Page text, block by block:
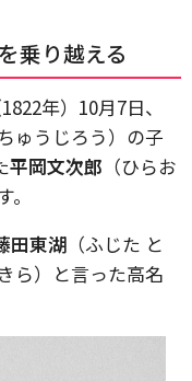
乗り越える
年）10月7日、
ゅうじろう）の子
平岡文次郎 （ひらお
田東湖 （ふじた と
ら）と言った高名